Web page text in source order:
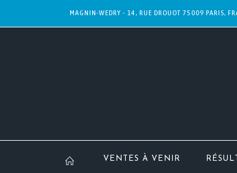
MAGNIN-WEDRY - 14, RUE DROUOT 75009 PARIS,
VENTES À VENIR